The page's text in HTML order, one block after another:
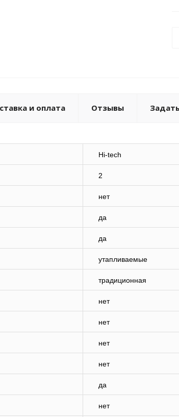
и оплата Отзывы
Hi-tech
2
нет
да
да
утапливаемые
традиционная
нет
нет
нет
нет
да
нет